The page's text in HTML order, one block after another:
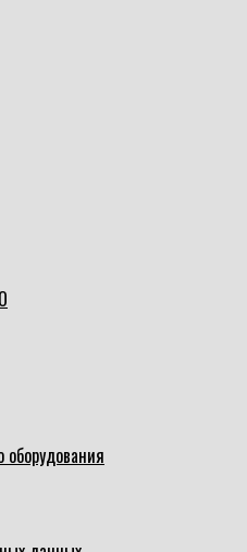
оборудования